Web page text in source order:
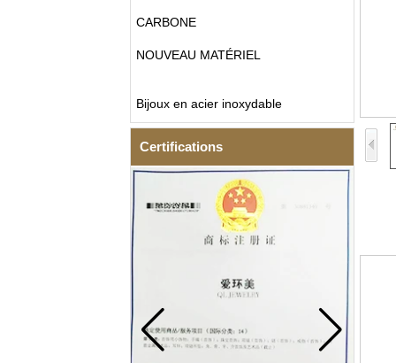
CARBONE
NOUVEAU MATÉRIEL
Bijoux en acier inoxydable
Certifications